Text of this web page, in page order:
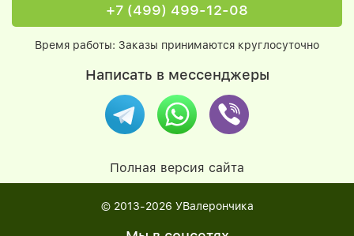
+7 (499) 499-12-08
Время работы: Заказы принимаются круглосуточно
Написать в мессенджеры
Полная версия сайта
© 2013-2026 УВалерончика